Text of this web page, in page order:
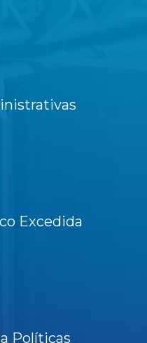
Excedida
Políticas